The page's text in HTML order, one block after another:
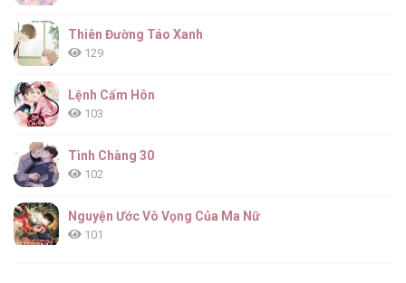
Thiên Đường Táo Xanh
129
Lệnh Cấm Hôn
103
Tình Chàng 30
102
Nguyện Ước Vô Vọng Của Ma Nữ
101